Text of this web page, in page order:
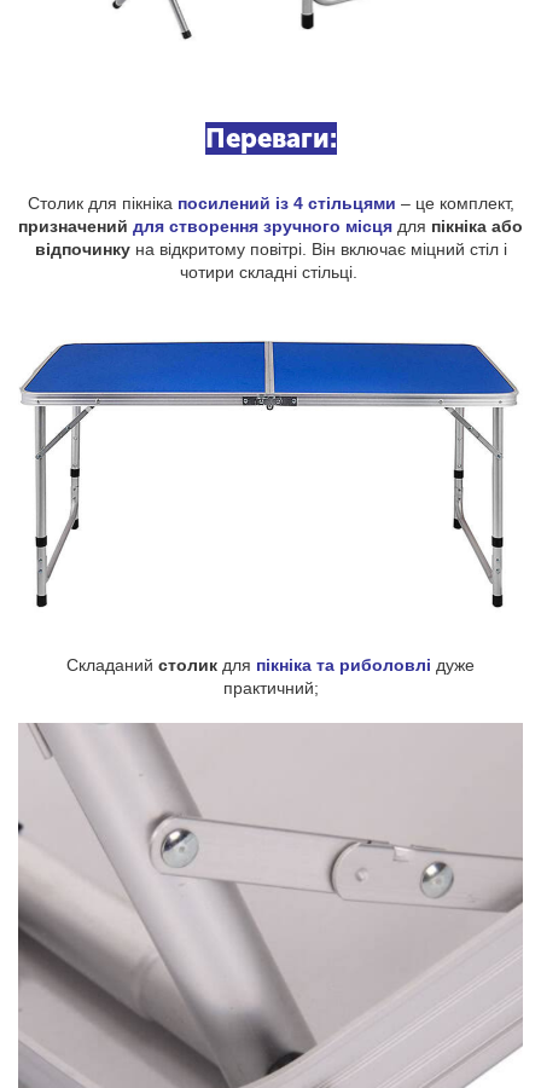
Переваги:
Столик для пікніка посилений із 4 стільцями – це комплект,
призначений для створення зручного місця для пікніка або
відпочинкуна відкритому повітрі. Він включає міцний стіл і
чотири складні стільці.
Складаний столик для пікніка та риболовлі дуже
практичний;